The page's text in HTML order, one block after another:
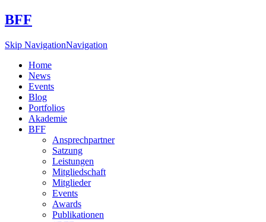
BFF
Skip NavigationNavigation
Home
News
Events
Blog
Portfolios
Akademie
BFF
Ansprechpartner
Satzung
Leistungen
Mitgliedschaft
Mitglieder
Events
Awards
Publikationen